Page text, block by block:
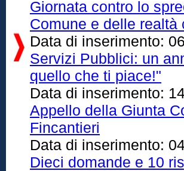
Giornata contro lo
Comune e delle realtà
Data di inserimento:
Servizi Pubblici: un
quello che ti piace!"
Data di inserimento:
Appello della Giunta
Fincantieri
Data di inserimento:
Dieci domande e 10